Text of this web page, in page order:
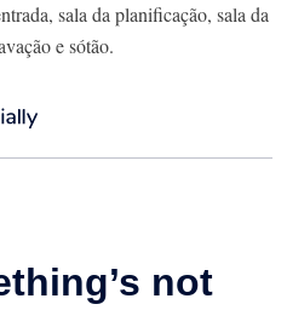
sala da planificação, sala da
e sótão.